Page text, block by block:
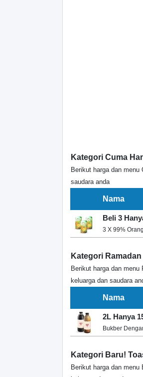
Kategori Cuma
Berikut harga dan
saudara anda
Nama
Beli 3
3 X 99%
Kategori
Berikut harga dan
keluarga dan saudara
Nama
2L Hanya
Bukber
Kategori Baru!
Berikut harga dan